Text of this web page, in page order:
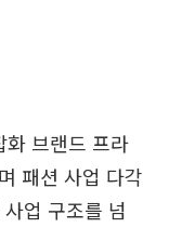
화 브랜드 프라
패션 사업 다각
업 구조를 넘